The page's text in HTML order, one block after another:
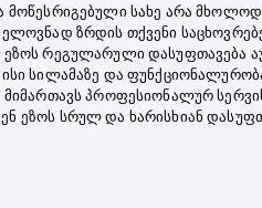
მოწესრიგებული სახე არა
ზრდის თქვენი
რეგულარული დასუფთავება
სილამაზე და
მიმართავს პროფესიონალურ
ეზოს სრულ და ხარისხიან